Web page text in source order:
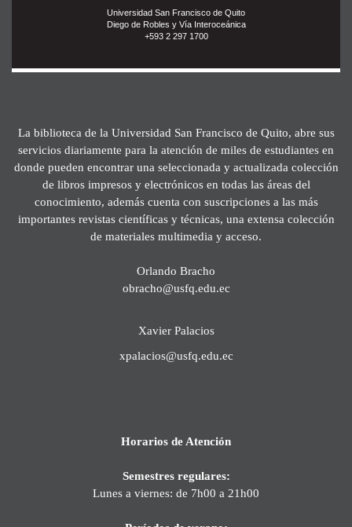
Universidad San Francisco de Quito
Diego de Robles y Vía Interoceánica
+593 2 297 1700
La biblioteca de la Universidad San Francisco de Quito, abre sus
servicios diariamente para la atención de miles de estudiantes en
donde pueden encontrar una seleccionada y actualizada colección
de libros impresos y electrónicos en todas las áreas del
conocimiento, además cuenta con suscripciones a las más
importantes revistas científicas y técnicas, una extensa colección
de materiales multimedia y acceso.
Orlando Bracho
obracho@usfq.edu.ec
Xavier Palacios
xpalacios@usfq.edu.ec
Horarios de Atención
Semestres regulares:
Lunes a viernes: de 7h00 a 21h00